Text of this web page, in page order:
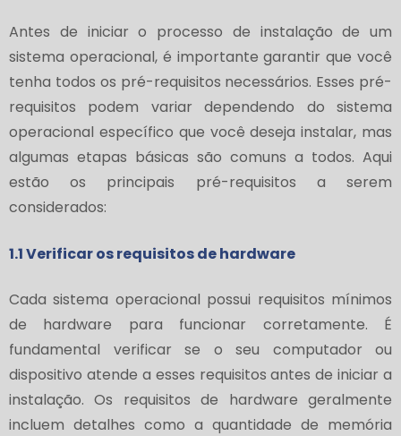
Antes de iniciar o processo de instalação de um
sistema operacional, é importante garantir que você
tenha todos os pré-requisitos necessários. Esses pré-
requisitos podem variar dependendo do sistema
operacional específico que você deseja instalar, mas
algumas etapas básicas são comuns a todos. Aqui
estão os principais pré-requisitos a serem
considerados:
1.1 Verificar os requisitos de hardware
Cada sistema operacional possui requisitos mínimos
de hardware para funcionar corretamente. É
fundamental verificar se o seu computador ou
dispositivo atende a esses requisitos antes de iniciar a
instalação. Os requisitos de hardware geralmente
incluem detalhes como a quantidade de memória